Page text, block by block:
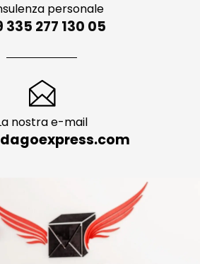
personale
335 277 130 05
nostra e-mail